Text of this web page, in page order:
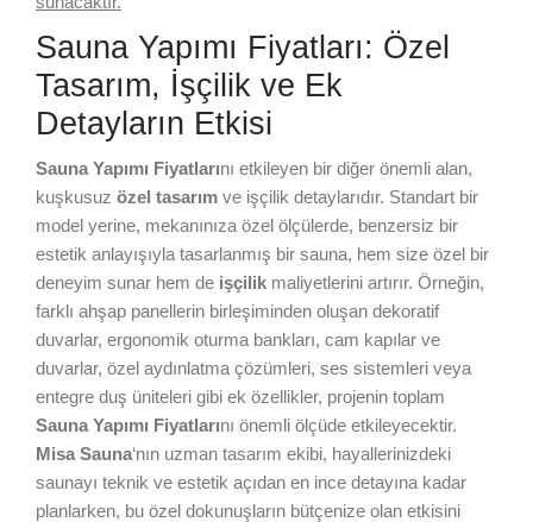
Sauna Yapımı Fiyatları: Özel
Tasarım, İşçilik ve Ek
Detayların Etkisi
Sauna Yapımı Fiyatlarını etkileyen bir diğer önemli alan,
kuşkusuz özel tasarım ve işçilik detaylarıdır. Standart bir
model yerine, mekanınıza özel ölçülerde, benzersiz bir
estetik anlayışıyla tasarlanmış bir sauna, hem size özel bir
deneyim sunar hem de işçilik maliyetlerini artırır. Örneğin,
farklı ahşap panellerin birleşiminden oluşan dekoratif
duvarlar, ergonomik oturma bankları, cam kapılar ve
duvarlar, özel aydınlatma çözümleri, ses sistemleri veya
entegre duş üniteleri gibi ek özellikler, projenin toplam
Sauna Yapımı Fiyatlarını önemli ölçüde etkileyecektir.
Misa Sauna‘nın uzman tasarım ekibi, hayallerinizdeki
saunayı teknik ve estetik açıdan en ince detayına kadar
planlarken, bu özel dokunuşların bütçenize olan etkisini